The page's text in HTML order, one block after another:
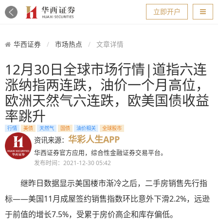
导航
立即开户
华西证券 市场热点 文章详情
12月30日全球市场行情|道指六连
涨纳指两连跌，油价一个月高位，
欧洲天然气六连跌，欧美国债收益
率跳升
行情 美债 天然气 国债 油价相关 全球股市
资讯来源： 华彩人生APP
华西证券官方应用，综合性金融证券交易平台。
发布时间：2021-12-30 05:42
继昨日数据显示美国楼市渐冷之后，二手房销售先行指
标——美国11月成屋签约销售指数环比意外下滑2.2%，远逊
于前值的增长7.5%，受累于房价高企和库存偏低。